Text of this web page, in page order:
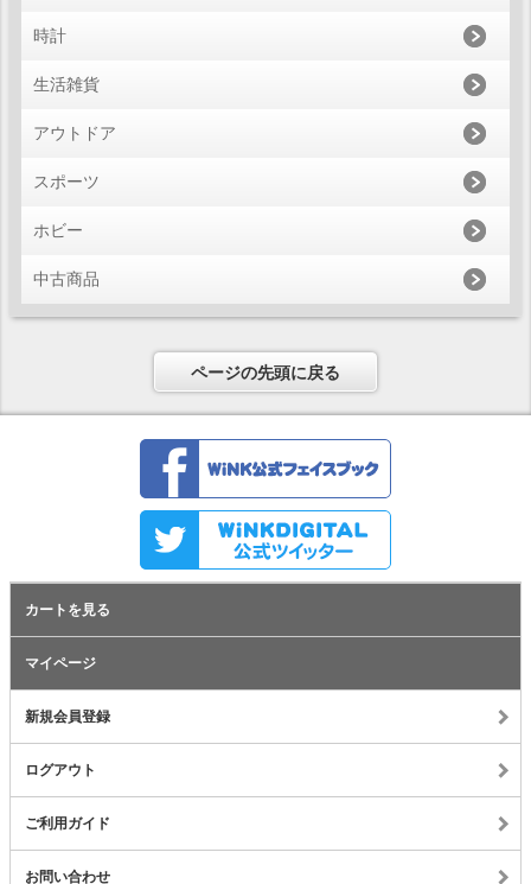
時計
生活雑貨
アウトドア
スポーツ
ホビー
中古商品
ページの先頭に戻る
カートを見る
マイページ
新規会員登録
ログアウト
ご利用ガイド
お問い合わせ